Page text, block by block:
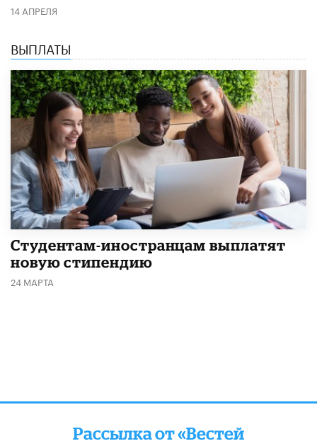
14 АПРЕЛЯ
ВЫПЛАТЫ
Студентам-иностранцам выплатят
новую стипендию
24 МАРТА
Рассылка от «Вестей